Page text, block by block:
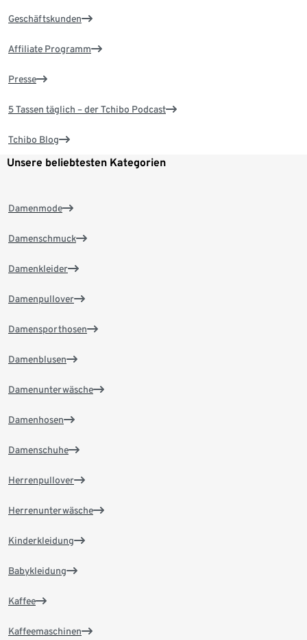
Geschäftskunden
Affiliate Programm
Presse
5 Tassen täglich – der Tchibo Podcast
Tchibo Blog
Unsere beliebtesten Kategorien
Damenmode
Damenschmuck
Damenkleider
Damenpullover
Damensporthosen
Damenblusen
Damenunterwäsche
Damenhosen
Damenschuhe
Herrenpullover
Herrenunterwäsche
Kinderkleidung
Babykleidung
Kaffee
Kaffeemaschinen